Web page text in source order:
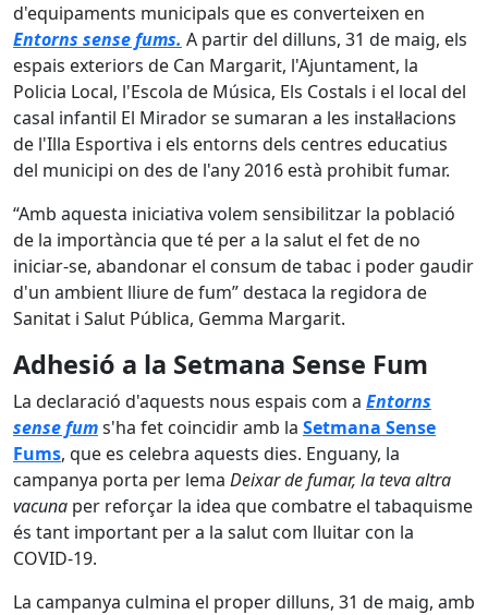
d'equipaments municipals que es converteixen en
Entorns sense fums. A partir del dilluns, 31 de maig, els
espais exteriors de Can Margarit, l'Ajuntament, la
Policia Local, l'Escola de Música, Els Costals i el local del
casal infantil El Mirador se sumaran a les instal·lacions
de l'Illa Esportiva i els entorns dels centres educatius
del municipi on des de l'any 2016 està prohibit fumar.
“Amb aquesta iniciativa volem sensibilitzar la població
de la importància que té per a la salut el fet de no
iniciar-se, abandonar el consum de tabac i poder gaudir
d'un ambient lliure de fum” destaca la regidora de
Sanitat i Salut Pública, Gemma Margarit.
Adhesió a la Setmana Sense Fum
La declaració d'aquests nous espais com a Entorns
sense fums'ha fet coincidir amb la Setmana Sense
Fums, que es celebra aquests dies. Enguany, la
campanya porta per lema Deixar de fumar, la teva altra
vacuna per reforçar la idea que combatre el tabaquisme
és tant important per a la salut com lluitar con la
COVID-19.
La campanya culmina el proper dilluns, 31 de maig, amb